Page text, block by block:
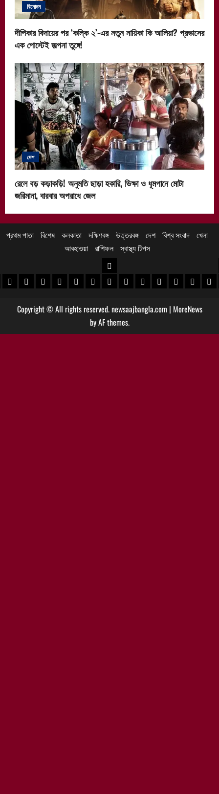
বিনোদন
দীপিকার বিদায়ের পর ‘কল্কি ২’-এর নতুন নায়িকা কি আলিয়া? প্রভাসের
এক পোস্টেই জল্পনা তুঙ্গে!
দেশ
রেলে বড় কড়াকড়ি! অনুমতি ছাড়া হকারি, ভিক্ষা ও ধূমপানে মোটা
জরিমানা, বারবার অপরাধে জেল
প্রথম পাতা বিশেষ কলকাতা দক্ষিণবঙ্গ উত্তরবঙ্গ দেশ বিশ্ব সংবাদ খেলা
আবহাওয়া
রাশিফল স্বাস্থ্য টিপস
খবর
খবর
পুরুলিয়া খবর
বাঁকুড়া খবরপশ্চিম বর্ধমান খবর
পূর্ব বর্ধমান খবর
বীরভূম খবরমুর্শিদাবাদ খবর
উত্তরবঙ্গ
কোচবিহার নিউজ
আলিপুরদুয়ার খবর
জলপাইগুড়ি খবর
শিলিগুড়ি খবর
উত্তরদক্ষিণ
Copyright © All rights reserved. newsaajbangla.com | MoreNews
by AF themes.